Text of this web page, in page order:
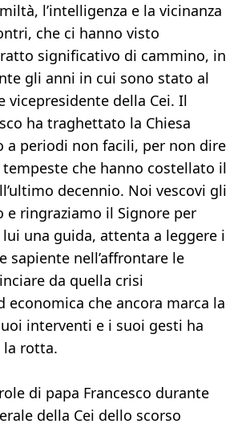
l’intelligenza e la vicinanza
che ci hanno visto
significativo di cammino, in
gli anni in cui sono stato al
vicepresidente della Cei. Il
ha traghettato la Chiesa
a periodi non facili, per non dire
che hanno costellato il
decennio. Noi vescovi gli
ringraziamo il Signore per
una guida, attenta a leggere i
sapiente nell’affrontare le
da quella crisi
economica che ancora marca la
interventi e i suoi gesti ha
la rotta.
di papa Francesco durante
della Cei dello scorso